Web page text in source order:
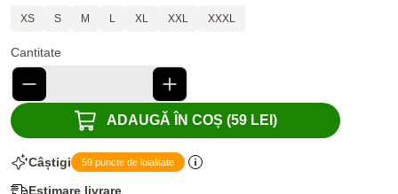
XS S M L XL XXL XXXL
Cantitate
ADAUGĂ ÎN COȘ (59 LEI)
Câștigi 59 puncte de loialitate
Estimare livrare